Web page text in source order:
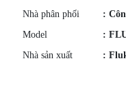
Nhà phân phối
:
Model
:
Nhà sản xuất
: